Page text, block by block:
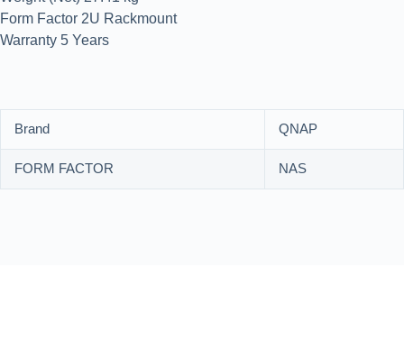
Form Factor 2U Rackmount
Warranty 5 Years
Brand
QNAP
FORM FACTOR
NAS